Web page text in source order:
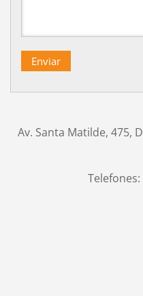
Av. Santa Matilde, 475,
Telefones: